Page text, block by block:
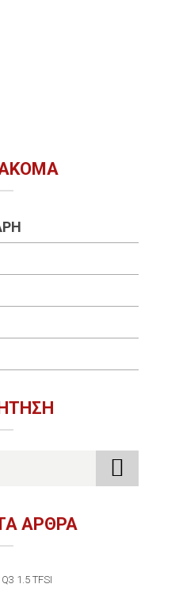
ΑΚΌΜΑ
ΑΡΘΡΑ
1.5 TFSI